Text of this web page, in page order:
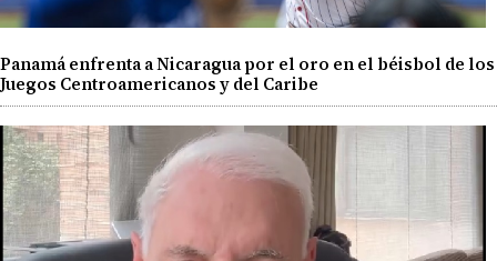
Panamá enfrenta a Nicaragua por el oro en el béisbol de los
Juegos Centroamericanos y del Caribe